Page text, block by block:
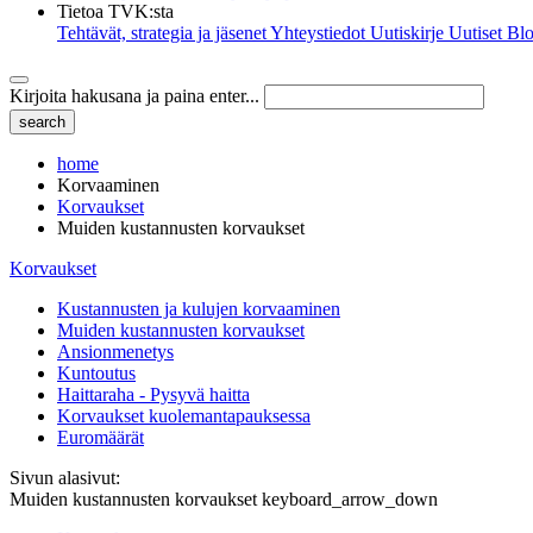
Tietoa TVK:sta
Tehtävät, strategia ja jäsenetYhteystiedot Uutiskirje Uutiset
Kirjoita hakusana ja paina enter...
home
Korvaaminen
Korvaukset
Muiden kustannusten korvaukset
Korvaukset
Kustannusten ja kulujen korvaaminen
Muiden kustannusten korvaukset
Ansionmenetys
Kuntoutus
Haittaraha - Pysyvä haitta
Korvaukset kuolemantapauksessa
Euromäärät
Sivun alasivut:
Muiden kustannusten korvaukset keyboard_arrow_down